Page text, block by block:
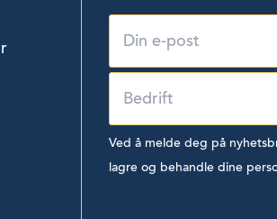
Ved å melde deg på
lagre og behandle dine